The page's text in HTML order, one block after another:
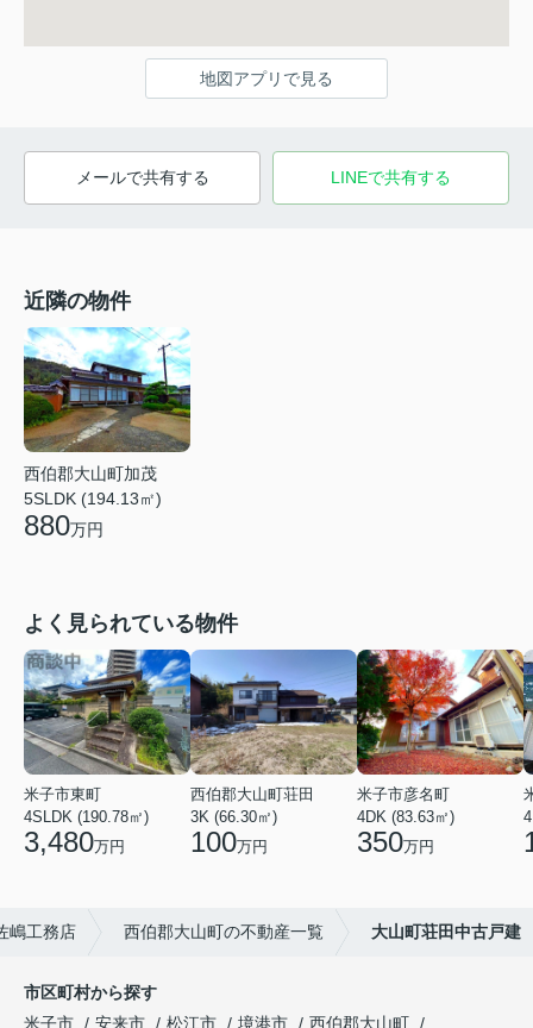
地図アプリで見る
メールで共有する LINEで共有する
近隣の物件
西伯郡大山町加茂
5SLDK (194.13㎡)
880万円
よく見られている物件
米子市東町
4SLDK (190.78㎡)
3,480万円
西伯郡大山町荘田
3K (66.30㎡)
100万円
米子市彦名町
4DK (83.63㎡)
350万円
嶋工務店 西伯郡大山町の不動産一覧 大山町荘田中古戸建
市区町村から探す
米子市
安来市 松江市 境港市
西伯郡大山町